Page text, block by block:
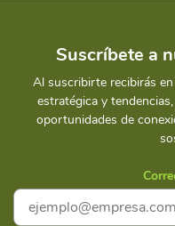
Suscríbete a
Al suscribirte recibirás
estratégica y
oportunidades de